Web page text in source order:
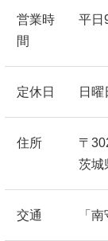
営業時
間
平日
定休日 日曜
住所
〒
茨城
交通 「